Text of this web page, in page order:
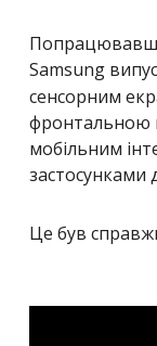
Samsung
сенсорним
фронтальною
мобільним
застосунками
Це був